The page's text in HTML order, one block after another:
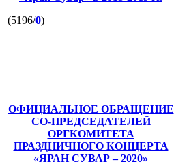
(5196/0)
ОФИЦИАЛЬНОЕ ОБРАЩЕНИЕ
СО-ПРЕДСЕДАТЕЛЕЙ
ОРГКОМИТЕТА
ПРАЗДНИЧНОГО КОНЦЕРТА
«ЯРАН СУВАР – 2020»